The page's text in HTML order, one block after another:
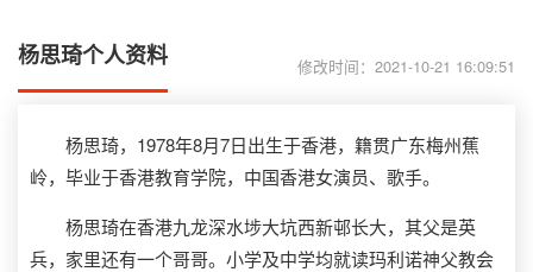
杨思琦个人资料 修改时间：2021-10-21 16:09:51
杨思琦，1978年8月7日出生于香港，籍贯广东梅州蕉
岭，毕业于香港教育学院，中国香港女演员、歌手。
杨思琦在香港九龙深水埗大坑西新邨长大，其父是英
兵，家里还有一个哥哥。小学及中学均就读玛利诺神父教会